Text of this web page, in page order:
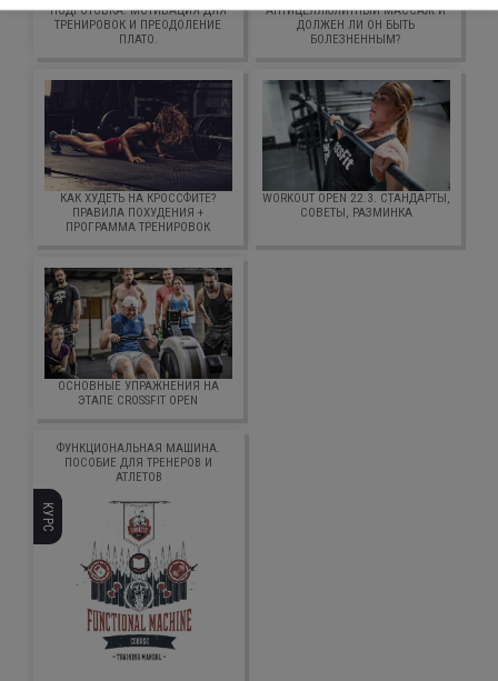
ПОДГОТОВКА. МОТИВАЦИЯ ДЛЯ
ТРЕНИРОВОК И ПРЕОДОЛЕНИЕ
ПЛАТО.
АНТИЦЕЛЛЮЛИТНЫЙ МАССАЖ И
ДОЛЖЕН ЛИ ОН БЫТЬ
БОЛЕЗНЕННЫМ?
КАК ХУДЕТЬ НА КРОССФИТЕ?
ПРАВИЛА ПОХУДЕНИЯ +
ПРОГРАММА ТРЕНИРОВОК
WORKOUT OPEN 22.3. СТАНДАРТЫ,
СОВЕТЫ, РАЗМИНКА
ОСНОВНЫЕ УПРАЖНЕНИЯ НА
ЭТАПЕ CROSSFIT OPEN
ФУНКЦИОНАЛЬНАЯ МАШИНА.
ПОСОБИЕ ДЛЯ ТРЕНЕРОВ И
АТЛЕТОВ
КУРС